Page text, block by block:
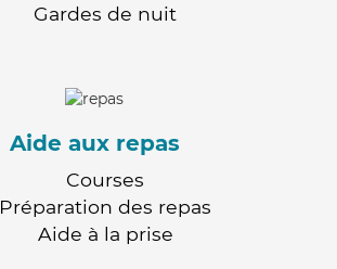
Gardes de nuit
Aide aux repas
Courses
Préparation des repas
Aide à la prise